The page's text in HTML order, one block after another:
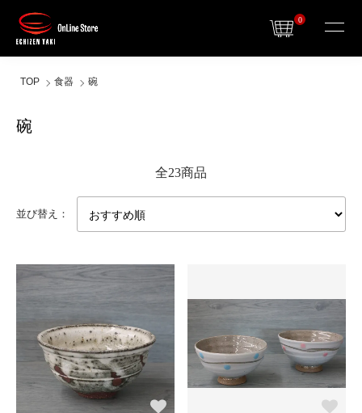
0
TOP 食器 碗
碗
全23商品
並び替え：